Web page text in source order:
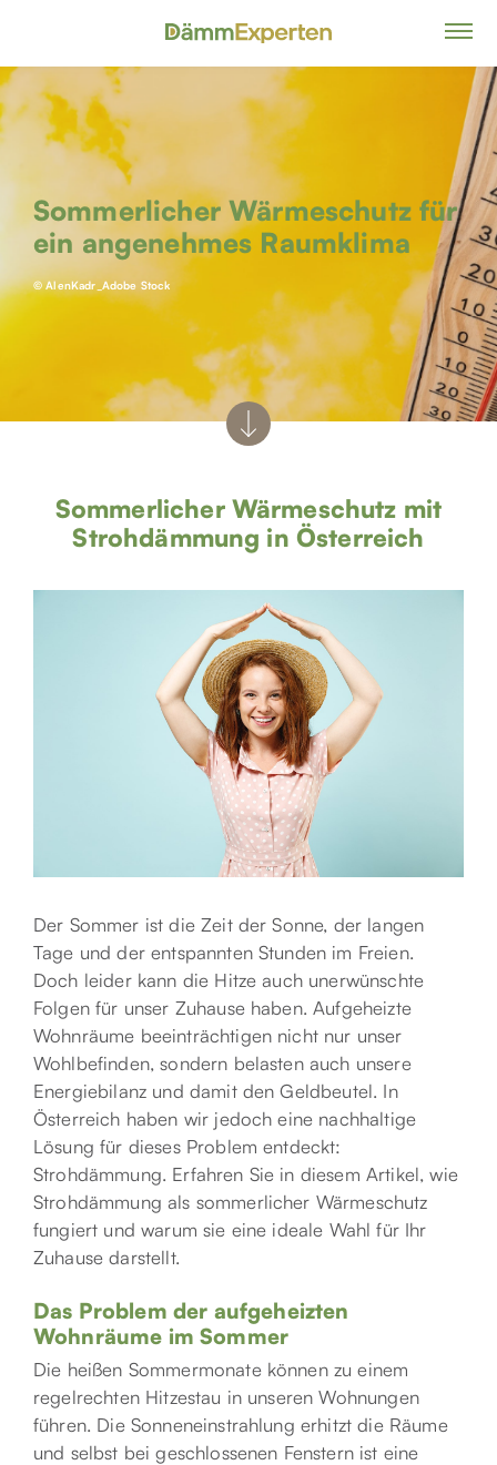
Sommerlicher Wärmeschutz für
ein angenehmes Raumklima
© AlenKadr_Adobe Stock
Sommerlicher Wärmeschutz mit
Strohdämmung in Österreich
Der Sommer ist die Zeit der Sonne, der langen
Tage und der entspannten Stunden im Freien.
Doch leider kann die Hitze auch unerwünschte
Folgen für unser Zuhause haben. Aufgeheizte
Wohnräume beeinträchtigen nicht nur unser
Wohlbefinden, sondern belasten auch unsere
Energiebilanz und damit den Geldbeutel. In
Österreich haben wir jedoch eine nachhaltige
Lösung für dieses Problem entdeckt:
Strohdämmung. Erfahren Sie in diesem Artikel, wie
Strohdämmung als sommerlicher Wärmeschutz
fungiert und warum sie eine ideale Wahl für Ihr
Zuhause darstellt.
Das Problem der aufgeheizten
Wohnräume im Sommer
Die heißen Sommermonate können zu einem
regelrechten Hitzestau in unseren Wohnungen
führen. Die Sonneneinstrahlung erhitzt die Räume
und selbst bei geschlossenen Fenstern ist eine